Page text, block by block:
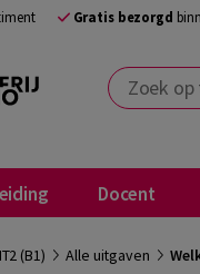
Gratis bezorgd
Zoek op
Docent
(B1) Alle uitgaven